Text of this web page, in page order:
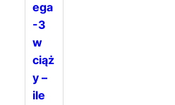
ega
-3
w
ciąż
y –
ile